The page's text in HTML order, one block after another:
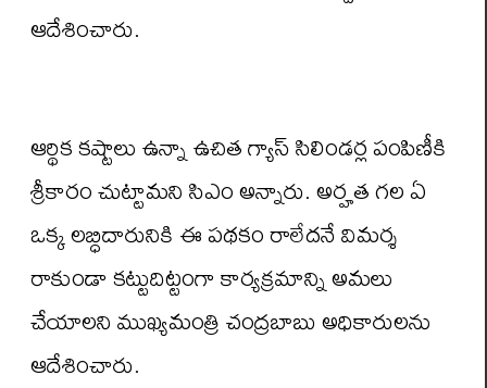
ఆదేశించారు.
ఆర్థిక కష్టాలు ఉన్నా ఉచిత గ్యాస్ సిలిండర్ల పంపిణీకి
శ్రీకారం చుట్టామని సిఎం అన్నారు. అర్హత గల ఏ
ఒక్క లబ్ధిదారునికి ఈ పథకం రాలేదనే విమర్శ
రాకుండా కట్టుదిట్టంగా కార్యక్రమాన్ని అమలు
చేయాలని ముఖ్యమంత్రి చంద్రబాబు అధికారులను
ఆదేశించారు.